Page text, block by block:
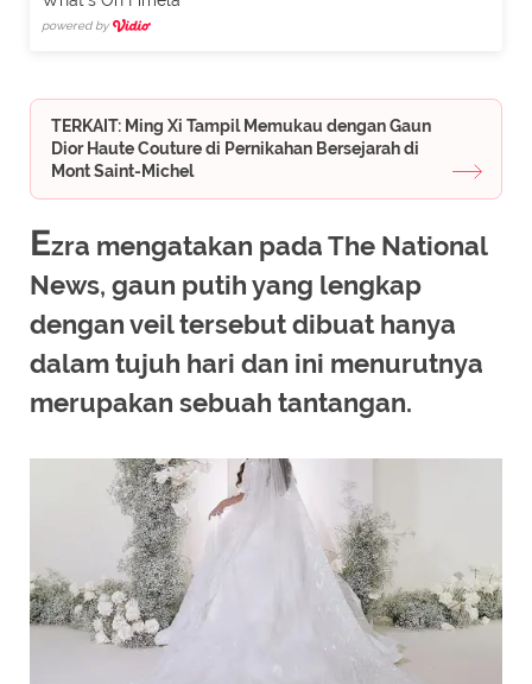
powered by
TERKAIT: Ming Xi Tampil Memukau dengan Gaun
Dior Haute Couture di Pernikahan Bersejarah di
Mont Saint-Michel
Ezra mengatakan pada The National
News, gaun putih yang lengkap
dengan veil tersebut dibuat hanya
dalam tujuh hari dan ini menurutnya
merupakan sebuah tantangan.